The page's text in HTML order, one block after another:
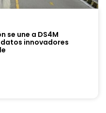
se une a DS4M
innovadores